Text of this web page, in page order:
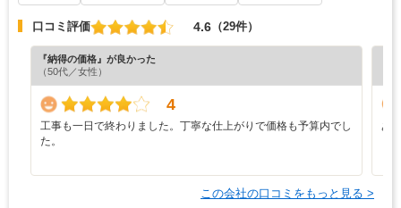
口コミ評価 4.6 （29件）
『納得の価格』が良かった
（50代／女性）
4
工事も一日で終わりました。丁寧な仕上がりで価格も予算内でし
た。
あ
この会社の口コミをもっと見る >